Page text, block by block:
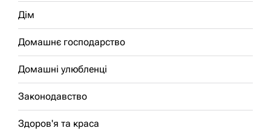
Дім
Домашнє господарство
Домашні улюбленці
Законодавство
Здоров'я та краса